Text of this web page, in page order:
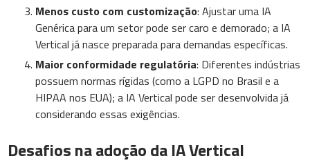
Menos custo com customização: Ajustar uma IA
Genérica para um setor pode ser caro e demorado; a IA
Vertical já nasce preparada para demandas específicas.
Maior conformidade regulatória: Diferentes indústrias
possuem normas rígidas (como a LGPD no Brasil e a
HIPAA nos EUA); a IA Vertical pode ser desenvolvida já
considerando essas exigências.
Desafios na adoção da IA Vertical